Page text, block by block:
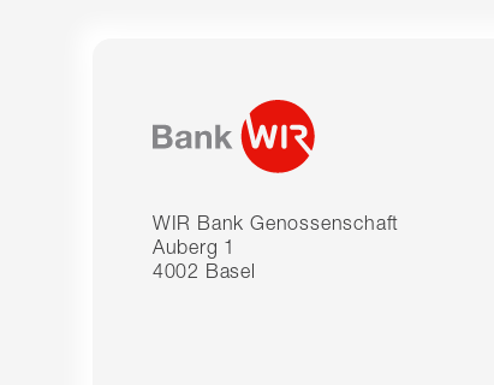
WIR Bank Genossenschaft
Auberg 1
4002 Basel